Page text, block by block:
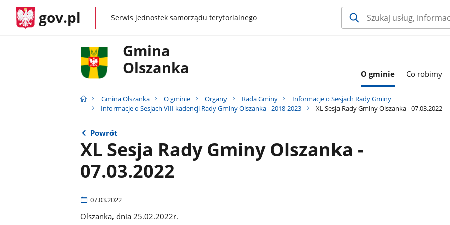
gov.pl gov.plSerwis jednostek samorządu terytorialnego
Gmina
Olszanka
O gminie Co robimy
Gmina Olszanka O gminie Organy Rada Gminy
Informacje o Sesjach Rady Gminy
Informacje o Sesjach VIII kadencji Rady Gminy Olszanka - 2018-2023
XL Sesja Rady Gminy Olszanka - 07.03.2022
Powrót
XL Sesja Rady Gminy Olszanka -
07.03.2022
07.03.2022
Olszanka, dnia 25.02.2022r.